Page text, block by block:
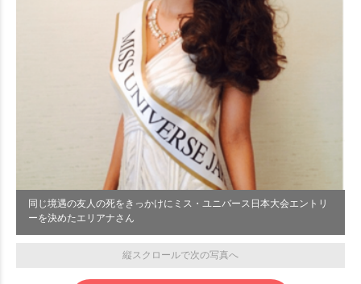
同じ境遇の友人の死をきっかけにミス・ユニバース日本大会エントリ
ーを決めたエリアナさん
縦スクロールで次の写真へ